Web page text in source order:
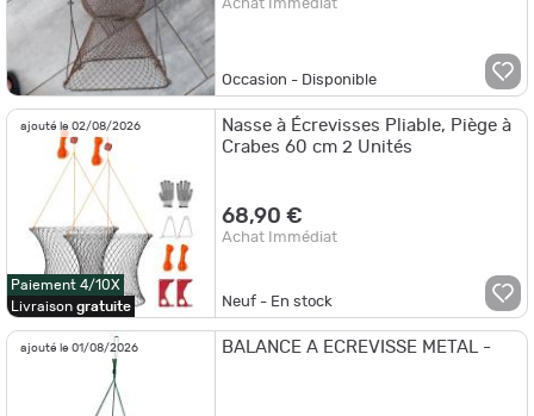
Achat Immédiat
Occasion - Disponible
ajouté le 02/08/2026
Paiement 4/10X
Livraison gratuite
Nasse à Écrevisses Pliable, Piège à
Crabes 60 cm 2 Unités
68,90 €
Achat Immédiat
Neuf - En stock
ajouté le 01/08/2026 BALANCE A ECREVISSE METAL -